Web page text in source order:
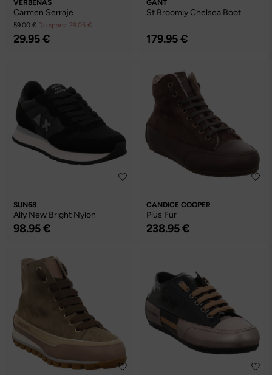
VERBENAS
Carmen Serraje
59.00 € Du sparst 29.05 €
29.95 €
GANT
St Broomly Chelsea Boot
179.95 €
SUN68
Ally New Bright Nylon
98.95 €
CANDICE COOPER
Plus Fur
238.95 €